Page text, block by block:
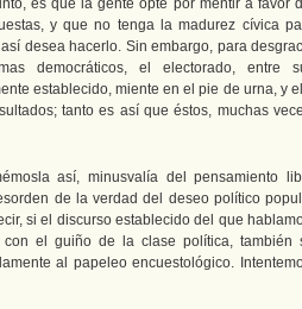
es que la gente opte por mentir a favor
y que no tenga la madurez cívica
desea hacerlo. Sin embargo, para
democráticos, el electorado, entre
establecido, miente en el pie de urna, y
tanto es así que éstos, muchas
así, minusvalía del pensamiento
de la verdad del deseo político
si el discurso establecido del que
el guiño de la clase política, también
al papeleo encuestológico.